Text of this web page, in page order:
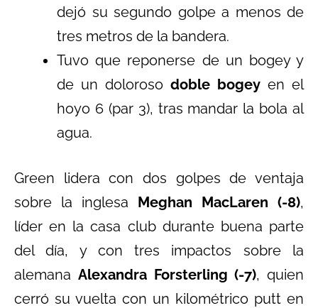
dejó su segundo golpe a menos de
tres metros de la bandera.
Tuvo que reponerse de un bogey y
de un doloroso doble bogey en el
hoyo 6 (par 3), tras mandar la bola al
agua.
Green lidera con dos golpes de ventaja
sobre la inglesa Meghan MacLaren (-8),
líder en la casa club durante buena parte
del día, y con tres impactos sobre la
alemana Alexandra Forsterling (-7), quien
cerró su vuelta con un kilométrico putt en